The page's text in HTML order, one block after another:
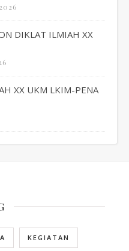
DIKLAT ILMIAH XX
XX UKM LKIM-PENA
KEGIATAN